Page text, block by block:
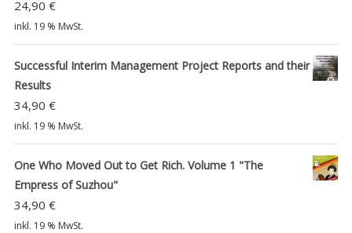
24,90 €
inkl. 19 % MwSt.
Successful Interim Management Project Reports and their
Results
34,90 €
inkl. 19 % MwSt.
One Who Moved Out to Get Rich. Volume 1 "The
Empress of Suzhou"
34,90 €
inkl. 19 % MwSt.